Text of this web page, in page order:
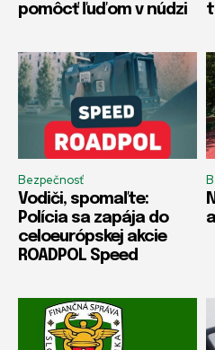
pomôcť ľuďom v núdzi
Bezpečnosť
Vodiči, spomaľte:
Polícia sa zapája do
celoeurópskej akcie
ROADPOL Speed